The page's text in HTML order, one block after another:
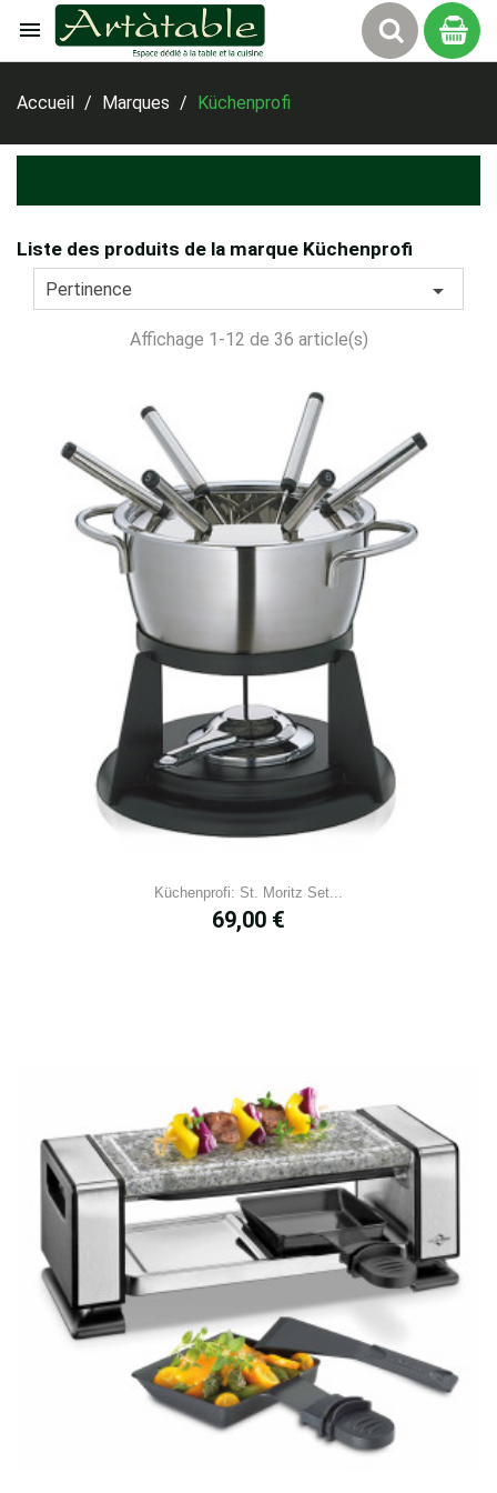

Accueil
Marques Küchenprofi
Liste des produits de la marque Küchenprofi
Pertinence 
Affichage 1-12 de 36 article(s)
Küchenprofi: St. Moritz Set...
Prix
69,00 €